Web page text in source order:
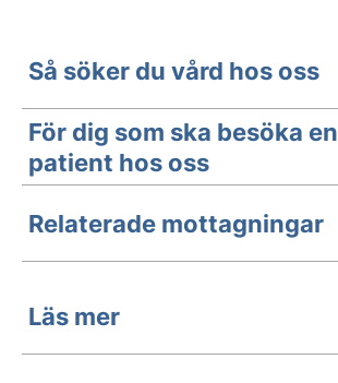
Så söker du vård hos oss
För dig som ska besöka en
patient hos oss
Relaterade mottagningar
Läs mer